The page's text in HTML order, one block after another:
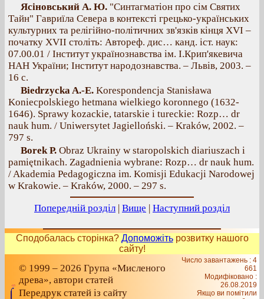
Ясіновський А. Ю. "Синтагматіон про сім Святих
Тайн" Гавриїла Севера в контексті грецько-українських
культурних та релігійно-політичних зв'язків кінця XVI –
початку XVII століть: Автореф. дис… канд. іст. наук:
07.00.01 / Інститут українознавства ім. І.Крип'якевича
НАН України; Інститут народознавства. – Львів, 2003. –
16 с.
Biedrzycka A.-E. Korespondencja Stanisława
Koniecpolskiego hetmana wielkiego koronnego (1632-
1646). Sprawy kozackie, tatarskie i tureckie: Rozp… dr
nauk hum. / Uniwersytet Jagielloński. – Kraków, 2002. –
797 s.
Borek P. Obraz Ukrainy w staropolskich diariuszach i
pamiętnikach. Zagadnienia wybrane: Rozp… dr nauk hum.
/ Akademia Pedagogiczna im. Komisji Edukacji Narodowej
w Krakowie. – Kraków, 2000. – 297 s.
Попередній розділ | Вище | Наступний розділ
Сподобалась сторінка? Допоможітьрозвитку нашого
сайту!
© 1999 – 2026 Група «Мисленого
древа», автори статей
Передрук статей із сайту
Число завантажень : 4
661
Модифіковано :
26.08.2019
Якщо ви помітили